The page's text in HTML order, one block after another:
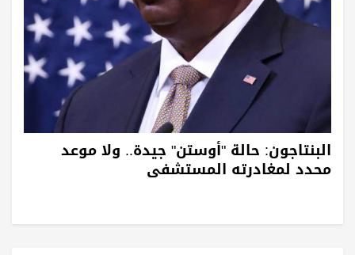
البنتاجون: حالة "أوستن" جيدة.. ولا موعد
محدد لمغادرته المستشفى